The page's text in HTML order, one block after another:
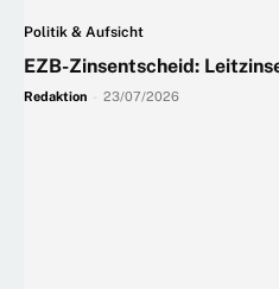
Politik & Aufsicht
EZB-Zinsentscheid:
Redaktion 23/07/2026